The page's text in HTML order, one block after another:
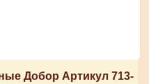
Добор Артикул 713-